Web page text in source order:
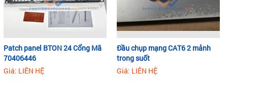
Patch panel BTON 24 Cổng Mã
70406446
Giá: LIÊN HỆ
Đầu chụp mạng CAT6 2 mảnh
trong suốt
Giá: LIÊN HỆ